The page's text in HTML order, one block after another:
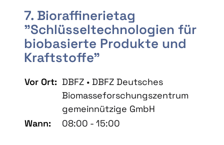
7. Bioraffinerietag
"Schlüsseltechnologien für
biobasierte Produkte und
Kraftstoffe"
Vor Ort: DBFZ • DBFZ Deutsches
Biomasseforschungszentrum
gemeinnützige GmbH
Wann:
08:00 - 15:00